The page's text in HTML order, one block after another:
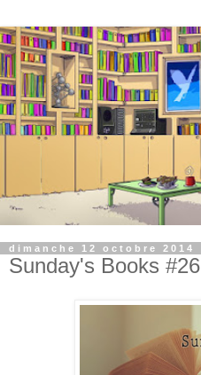
dimanche 12 octobre 2014
Sunday's Books #26